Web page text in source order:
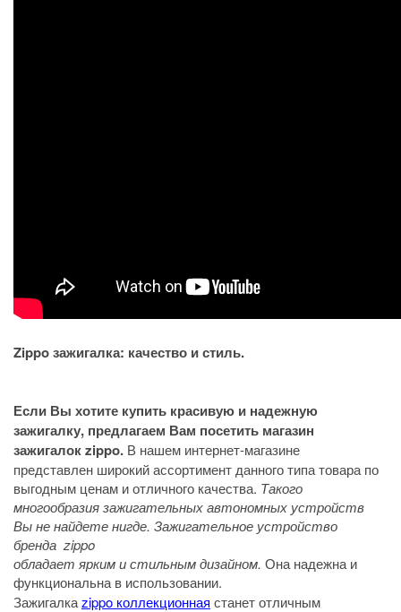
Zippo зажигалка: качество и стиль.
Если Вы хотите купить красивую и надежную
зажигалку, предлагаем Вам посетить магазин
зажигалок zippo. В нашем интернет-магазине
представлен широкий ассортимент данного типа товара по
выгодным ценам и отличного качества. Такого
многообразия зажигательных автономных устройств
Вы не найдете нигде. Зажигательное устройство
бренда zippo
обладает ярким и стильным дизайном. Она надежна и
функциональна в использовании.
Зажигалкаzippo коллекционная станет отличным